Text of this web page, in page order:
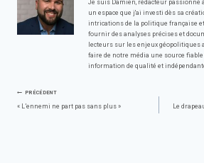
Je suis Damien, rédacteur passionné
un espace que j'ai investi dès sa
intrications de la politique française
fournir des analyses précises et
lecteurs sur les enjeux géopolitiques
faire de notre média une source
information de qualité et
Navigation
PRÉCÉDENT
« L’ennemi ne part pas sans plus »
Le